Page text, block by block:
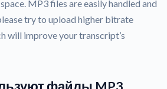
MP3 files are easily handled and
try to upload higher bitrate
will improve your transcript’s